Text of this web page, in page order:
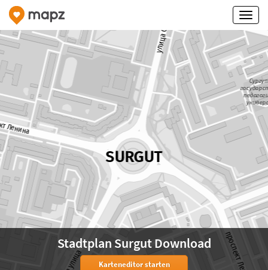
Stadtplan Surgut Download
Karteneditor starten